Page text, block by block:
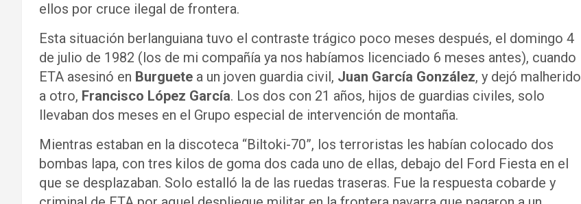
ellos por cruce ilegal de frontera.
Esta situación berlanguiana tuvo el contraste trágico poco meses después, el domingo 4
de julio de 1982 (los de mi compañía ya nos habíamos licenciado 6 meses antes), cuando
ETA asesinó en Burguete a un joven guardia civil, Juan García González, y dejó malherido
a otro, Francisco López García. Los dos con 21 años, hijos de guardias civiles, solo
llevaban dos meses en el Grupo especial de intervención de montaña.
Mientras estaban en la discoteca “Biltoki-70”, los terroristas les habían colocado dos
bombas lapa, con tres kilos de goma dos cada uno de ellas, debajo del Ford Fiesta en el
que se desplazaban. Solo estalló la de las ruedas traseras. Fue la respuesta cobarde y